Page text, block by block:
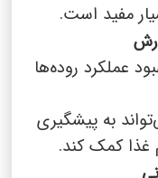
مفید است.
عملکرد روده‌ها
به پیشگیری
غذا کمک کند.